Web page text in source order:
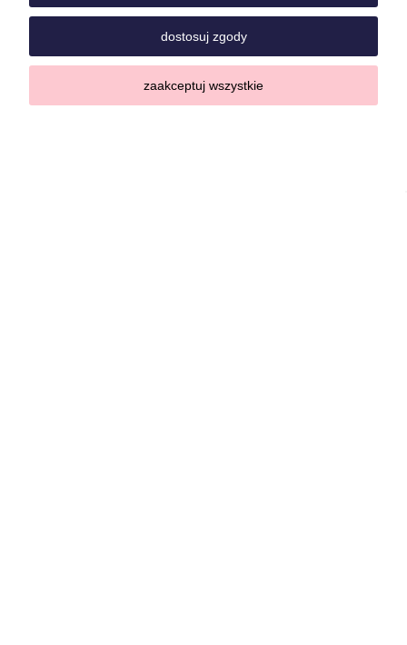
NIE MASZ POMYSŁU NA
PREZENT?
ZOBACZ NASZE
KARTY
dostosuj zgody
zaakceptuj wszystkie
Twój email